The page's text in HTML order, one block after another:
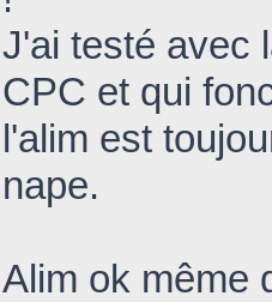
J'ai testé avec
CPC et qui
l'alim est
nape.
Alim ok même